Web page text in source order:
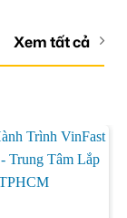
Xem tất cả